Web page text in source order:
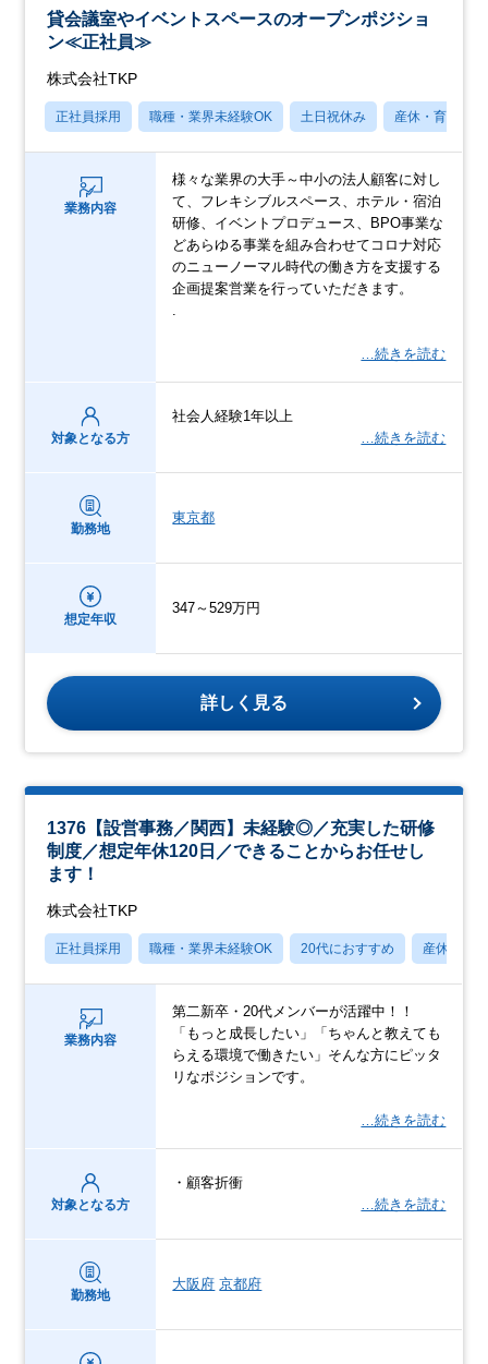
貸会議室やイベントスペースのオープンポジショ
ン≪正社員≫
株式会社TKP
正社員採用 職種・業界未経験OK 土日祝休み 産休・育休あり
業務内容
様々な業界の大手～中小の法人顧客に対し
て、フレキシブルスペース、ホテル・宿泊
研修、イベントプロデュース、BPO事業な
どあらゆる事業を組み合わせてコロナ対応
のニューノーマル時代の働き方を支援する
企画提案営業を行っていただきます。
.
…続きを読む
対象となる方
社会人経験1年以上
…続きを読む
勤務地
東京都
想定年収
347～529万円
詳しく見る
1376【設営事務／関西】未経験◎／充実した研修
制度／想定年休120日／できることからお任せし
ます！
株式会社TKP
正社員採用 職種・業界未経験OK 20代におすすめ 産休・育
業務内容
第二新卒・20代メンバーが活躍中！！
「もっと成長したい」「ちゃんと教えても
らえる環境で働きたい」そんな方にピッタ
リなポジションです。
…続きを読む
対象となる方
・顧客折衝
…続きを読む
勤務地
大阪府 京都府